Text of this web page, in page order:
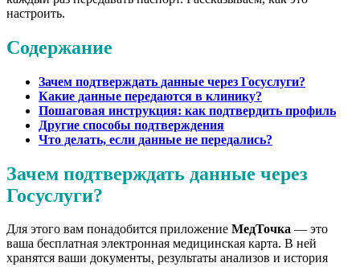
настроить.
Содержание
Зачем подтверждать данные через Госуслуги?
Какие данные передаются в клинику?
Пошаговая инструкция: как подтвердить профиль
Другие способы подтверждения
Что делать, если данные не передались?
Зачем подтверждать данные через
Госуслуги?
Для этого вам понадобится приложение МедТочка — это
ваша бесплатная электронная медицинская карта. В ней
хранятся ваши документы, результаты анализов и история